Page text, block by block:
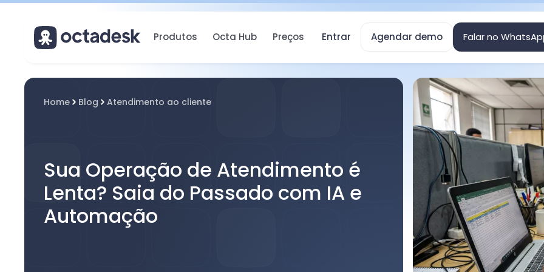
Entrar Agendar demo Falar no
Produtos Octa Hub Preços
Home Blog Atendimento ao cliente
Sua Operação de Atendimento é
Lenta? Saia do Passado com IA e
Automação